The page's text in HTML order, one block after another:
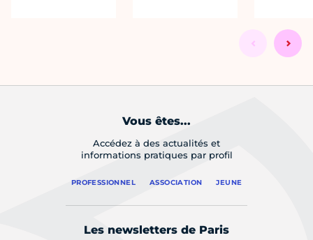
Vous êtes...
Accédez à des actualités et
informations pratiques par profil
PROFESSIONNEL ASSOCIATION JEUNE
Les newsletters de Paris